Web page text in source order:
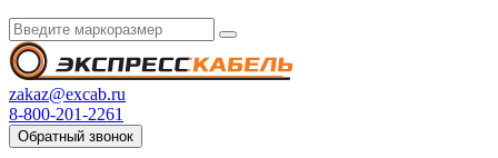
zakaz@excab.ru
8-800-201-2261
Обратный звонок